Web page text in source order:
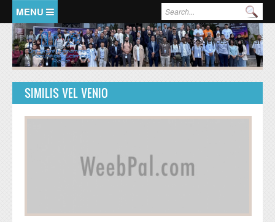
Formulaire de recherche
Faculté des Sciences de Rabat
ACCUEIL PRESENTATION
Doyen
Historique
Organisation Générale
Formation licence
RECHERCHE
Valorisation de la recherche
SIMILIS VEL VENIO